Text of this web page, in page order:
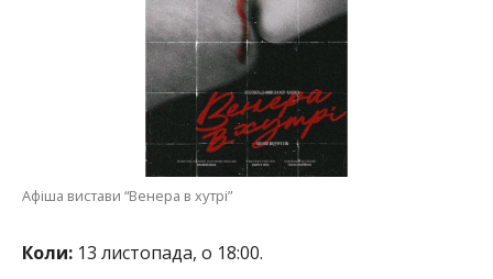
Афіша вистави “Венера в хутрі”
Коли:13 листопада, о 18:00.